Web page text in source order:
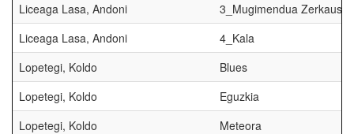
Liceaga Lasa, Andoni
3_Mugimendua
Liceaga Lasa, Andoni
4_Kala
Lopetegi, Koldo
Blues
Lopetegi, Koldo
Eguzkia
Lopetegi, Koldo
Meteora